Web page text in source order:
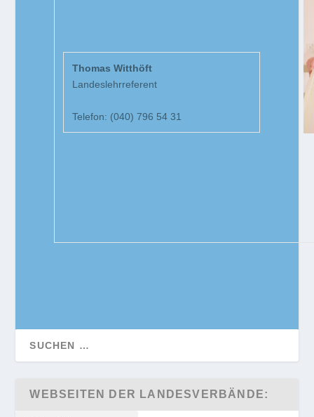
Thomas Witthöft
Landeslehrreferent
Telefon: (040) 796 54 31
WEBSEITEN DER LANDESVERBÄNDE: